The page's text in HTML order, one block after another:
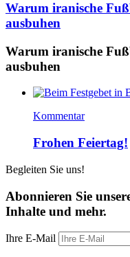
Warum iranische
ausbuhen
Warum iranische
ausbuhen
Kommentar
Frohen Feiertag!
Begleiten Sie uns!
Abonnieren Sie
Inhalte und mehr.
Ihre E-Mail